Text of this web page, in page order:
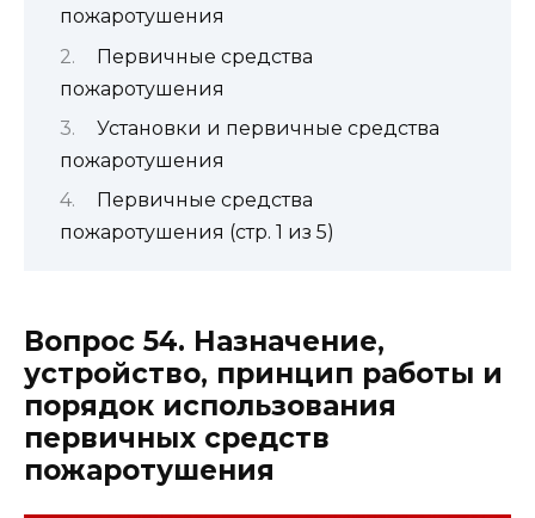
пожаротушения
Первичные средства
пожаротушения
Установки и первичные средства
пожаротушения
Первичные средства
пожаротушения (стр. 1 из 5)
Вопрос 54. Назначение,
устройство, принцип работы и
порядок использования
первичных средств
пожаротушения